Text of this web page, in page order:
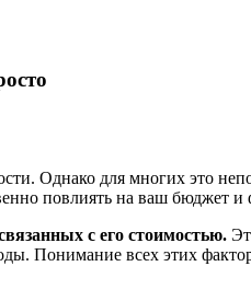
Однако для многих это
повлиять на ваш бюджет
с его стоимостью.
Понимание всех этих